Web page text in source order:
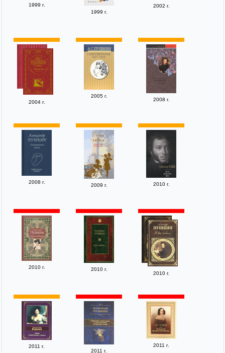
1999 г.
1999 г.
2002 г.
2004 г.
2005 г.
2008 г.
2008 г.
2009 г. 2010 г.
2010 г. 2010 г.
2010 г.
2011 г.
2011 г.
2011 г.